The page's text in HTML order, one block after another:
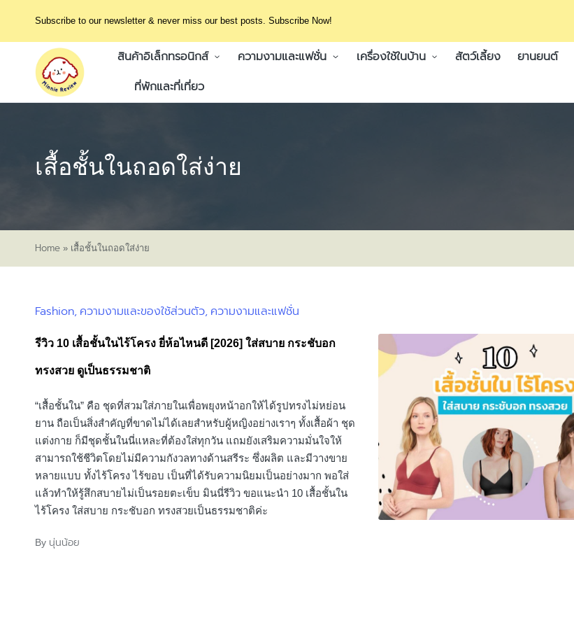
Subscribe to our newsletter & never miss our best posts. Subscribe Now!
สินค้าอิเล็กทรอนิกส์ ความงามและแฟชั่น เครื่องใช้ในบ้าน สัตว์เลี้ยง ยานยนต์
ที่พักและที่เที่ยว
เสื้อชั้นในถอดใส่ง่าย
Home » เสื้อชั้นในถอดใส่ง่าย
Posted
Fashion ความงามและของใช้ส่วนตัว ความงามและแฟชั่น
รีวิว 10 เสื้อชั้นในไร้โครง ยี่ห้อไหนดี [2026] ใส่สบาย กระชับอก
ทรงสวย ดูเป็นธรรมชาติ
“เสื้อชั้นใน” คือ ชุดที่สวมใส่ภายในเพื่อพยุงหน้าอกให้ได้รูปทรงไม่หย่อน
ยาน ถือเป็นสิ่งสำคัญที่ขาดไม่ได้เลยสำหรับผู้หญิงอย่างเราๆ ทั้งเสื้อผ้า ชุด
แต่งกาย ก็มีชุดชั้นในนี่แหละที่ต้องใส่ทุกวัน แถมยังเสริมความมั่นใจให้
สามารถใช้ชีวิตโดยไม่มีความกังวลทางด้านสรีระ ซึ่งผลิต และมีวางขาย
หลายแบบ ทั้งไร้โครง ไร้ขอบ เป็นที่ได้รับความนิยมเป็นอย่างมาก พอใส่
แล้วทำให้รู้สึกสบายไม่เป็นรอยตะเข็บ มินนี่รีวิว ขอแนะนำ 10 เสื้อชั้นใน
ไร้โครง ใส่สบาย กระชับอก ทรงสวยเป็นธรรมชาติค่ะ
Posted
By นุ่นน้อย